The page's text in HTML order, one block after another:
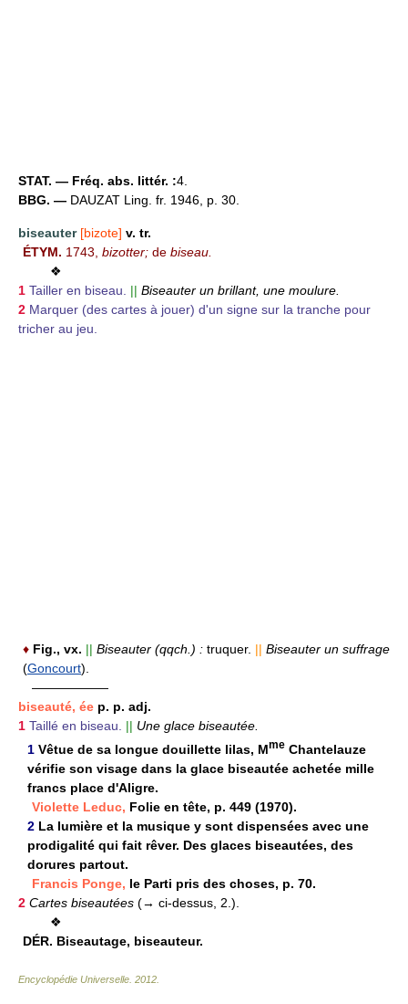
STAT. — Fréq. abs. littér. :4.
BBG. — DAUZAT Ling. fr. 1946, p. 30.
biseauter [bizote] v. tr.
ÉTYM. 1743, bizotter; de biseau.
❖
1 Tailler en biseau. || Biseauter un brillant, une moulure.
2 Marquer (des cartes à jouer) d'un signe sur la tranche pour
tricher au jeu.
♦ Fig., vx. || Biseauter (qqch.) : truquer. || Biseauter un suffrage
(Goncourt).
——————
biseauté, ée p. p. adj.
1 Taillé en biseau. || Une glace biseautée.
1 Vêtue de sa longue douillette lilas, Mme Chantelauze
vérifie son visage dans la glace biseautée achetée mille
francs place d'Aligre.
Violette Leduc, Folie en tête, p. 449 (1970).
2 La lumière et la musique y sont dispensées avec une
prodigalité qui fait rêver. Des glaces biseautées, des
dorures partout.
Francis Ponge, le Parti pris des choses, p. 70.
2 Cartes biseautées (→ ci-dessus, 2.).
❖
DÉR. Biseautage, biseauteur.
Encyclopédie Universelle 2012